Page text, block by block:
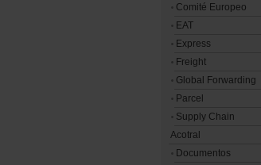
Comité Europeo
EAT
Express
Freight
Global Forwarding
Parcel
Supply Chain
Acotral
Documentos